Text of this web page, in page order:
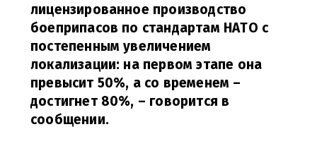
лицензированное производство
боеприпасов по стандартам НАТО с
постепенным увеличением
локализации: на первом этапе она
превысит 50%, а со временем –
достигнет 80%, – говорится в
сообщении.